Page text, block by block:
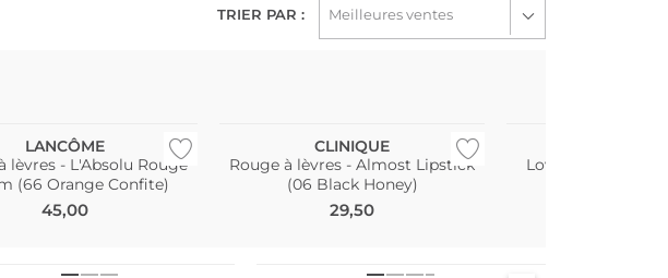
TRIER PAR :
LANCÔME
lèvres - L'Absolu Rouge
(66 Orange Confite)
45,00
CLINIQUE
Rouge à lèvres - Almost Lipstick
(06 Black Honey)
29,50
Loveshine Rouge